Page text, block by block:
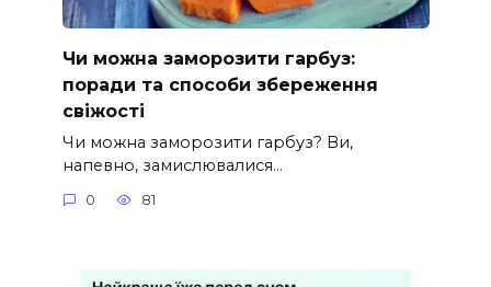
Чи можна заморозити гарбуз:
поради та способи збереження
свіжості
Чи можна заморозити гарбуз? Ви,
напевно, замислювалися…
0 81